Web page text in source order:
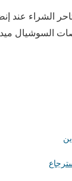
الشراء عند
السوشيال